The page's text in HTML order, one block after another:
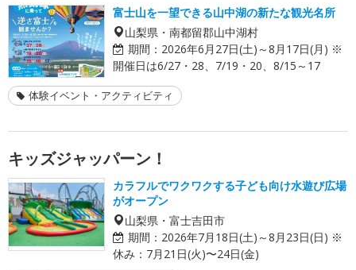
富士山を一望できる山中湖の新たな観光名所
山梨県・南都留郡山中湖村
期間： 2026年6月27日(土)～8月17日(月) ※
開催日は6/27・28、7/19・20、8/15～17
体験イベント・アクティビティ
キッズジャッパーン！
カラフルでワクワクする子ども向け水遊び広場
がオープン
山梨県・富士吉田市
期間： 2026年7月18日(土)～8月23日(日) ※
休み：7月21日(火)〜24日(金)